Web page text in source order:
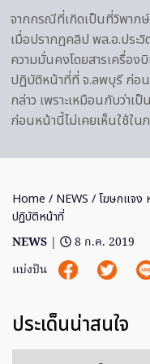
จากกรณีที่เกิดเป็นที่วิพาก
เมื่อปรากฏคลิป พล.อ.ประ
ความมั่นคงโดยสารเครื่อง
ปฏิบัติหน้าที่ที่ จ.ลพบุรี ก่อน
กล่าว เพราะเหมือนกับว่าเ
ก่อนหน้านี้ไม่เคยเห็นใช้ใ
Home / NEWS / โฆษกแจง
ปฏิบัติหน้าที่
NEWS |
8 ก.ค. 2019
แบ่งปัน
ประเด็นน่าสนใจ